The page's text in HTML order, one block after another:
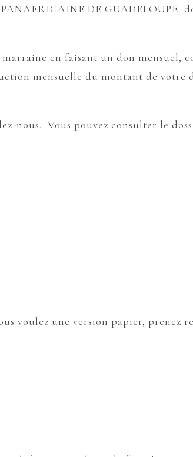
DE GUADELOUPE
en faisant un don mensuel,
mensuelle du montant de votre
nous. Vous pouvez consulter le
voulez une version papier, prenez